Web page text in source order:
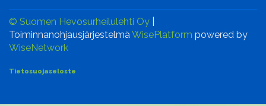
© Suomen Hevosurheilulehti Oy
ToiminnanohjausjärjestelmäWisePlatform powered by
WiseNetwork
Tietosuojaseloste